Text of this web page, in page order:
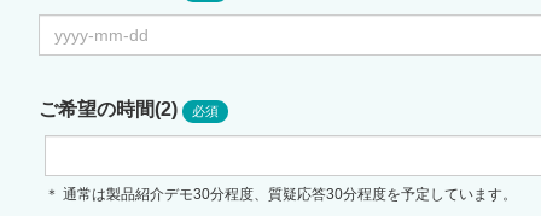
ご希望の時間(2)
＊ 通常は製品紹介デモ30分程度、質疑応答30分程度を予定しています。